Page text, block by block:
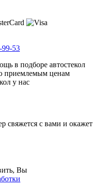
99-53
в подборе автостекол
приемлемым ценам
у нас
свяжется с вами и окажет
Вы